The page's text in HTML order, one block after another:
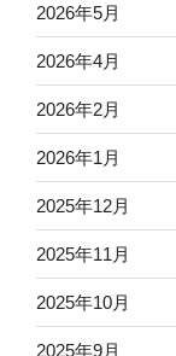
2026年5月
2026年4月
2026年2月
2026年1月
2025年12月
2025年11月
2025年10月
2025年9月